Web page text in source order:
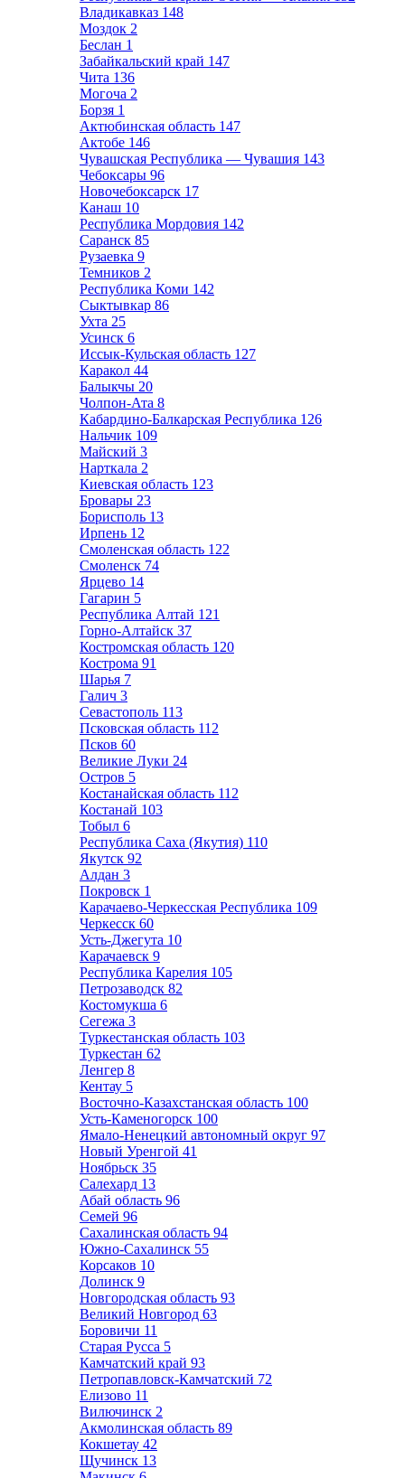
Владикавказ 148
Моздок 2
Беслан 1
Забайкальский край 147
Чита 136
Могоча 2
Борзя 1
Актюбинская область 147
Актобе 146
Чувашская Республика — Чувашия 143
Чебоксары 96
Новочебоксарск 17
Канаш 10
Республика Мордовия 142
Саранск 85
Рузаевка 9
Темников 2
Республика Коми 142
Сыктывкар 86
Ухта 25
Усинск 6
Иссык-Кульская область 127
Каракол 44
Балыкчы 20
Чолпон-Ата 8
Кабардино-Балкарская Республика 126
Нальчик 109
Майский 3
Нарткала 2
Киевская область 123
Бровары 23
Борисполь 13
Ирпень 12
Смоленская область 122
Смоленск 74
Ярцево 14
Гагарин 5
Республика Алтай 121
Горно-Алтайск 37
Костромская область 120
Кострома 91
Шарья 7
Галич 3
Севастополь 113
Псковская область 112
Псков 60
Великие Луки 24
Остров 5
Костанайская область 112
Костанай 103
Тобыл 6
Республика Саха (Якутия) 110
Якутск 92
Алдан 3
Покровск 1
Карачаево-Черкесская Республика 109
Черкесск 60
Усть-Джегута 10
Карачаевск 9
Республика Карелия 105
Петрозаводск 82
Костомукша 6
Сегежа 3
Туркестанская область 103
Туркестан 62
Ленгер 8
Кентау 5
Восточно-Казахстанская область 100
Усть-Каменогорск 100
Ямало-Ненецкий автономный округ 97
Новый Уренгой 41
Ноябрьск 35
Салехард 13
Абай область 96
Семей 96
Сахалинская область 94
Южно-Сахалинск 55
Корсаков 10
Долинск 9
Новгородская область 93
Великий Новгород 63
Боровичи 11
Старая Русса 5
Камчатский край 93
Петропавловск-Камчатский 72
Елизово 11
Вилючинск 2
Акмолинская область 89
Кокшетау 42
Щучинск 13